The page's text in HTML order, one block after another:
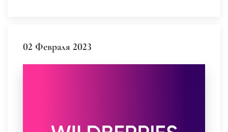
02 Февраля 2023